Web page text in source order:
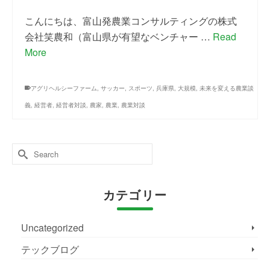
こんにちは、富山発農業コンサルティングの株式
会社笑農和（富山県が有望なベンチャー … Read
More
アグリヘルシーファーム, サッカー, スポーツ, 兵庫県, 大規模, 未来を変える農業談
義, 経営者, 経営者対談, 農家, 農業, 農業対談
Search
for:
カテゴリー
Uncategorized
テックブログ